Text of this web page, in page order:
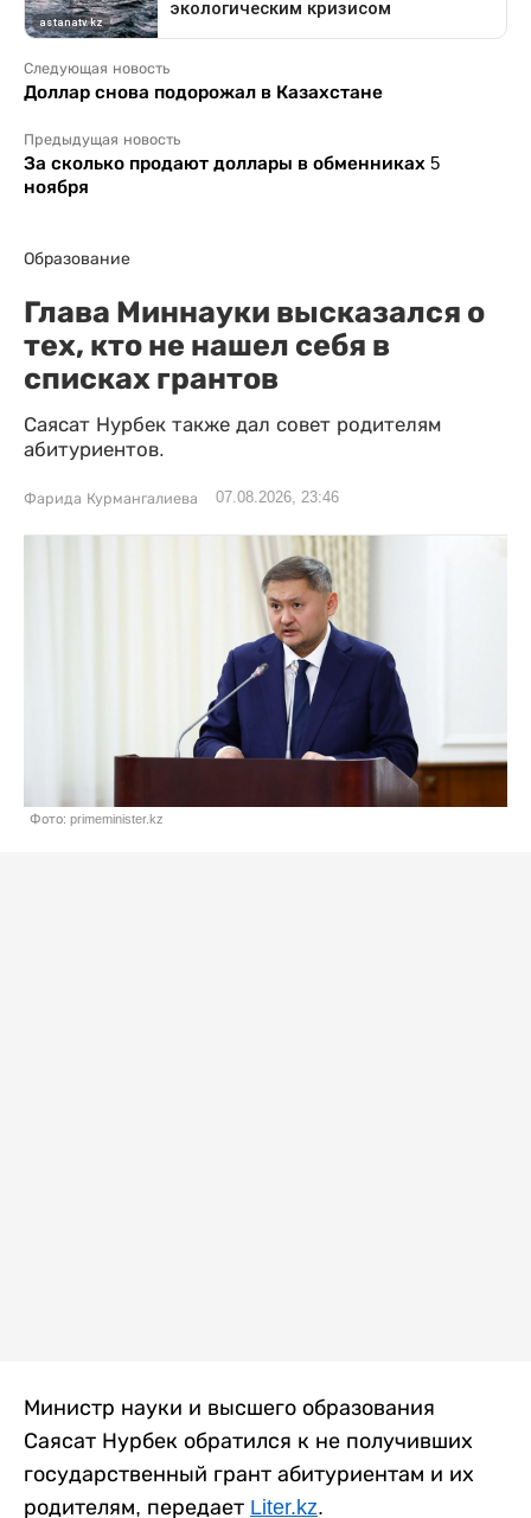
Следующая новость
Доллар снова подорожал в Казахстане
Предыдущая новость
За сколько продают доллары в обменниках 5
ноября
Образование
Глава Миннауки высказался о
тех, кто не нашел себя в
списках грантов
Саясат Нурбек также дал совет родителям
абитуриентов.
Фарида Курмангалиева 07.08.2026, 23:46
Фото: primeminister.kz
Министр науки и высшего образования
Саясат Нурбек обратился к не получивших
государственный грант абитуриентам и их
родителям, передает Liter.kz.